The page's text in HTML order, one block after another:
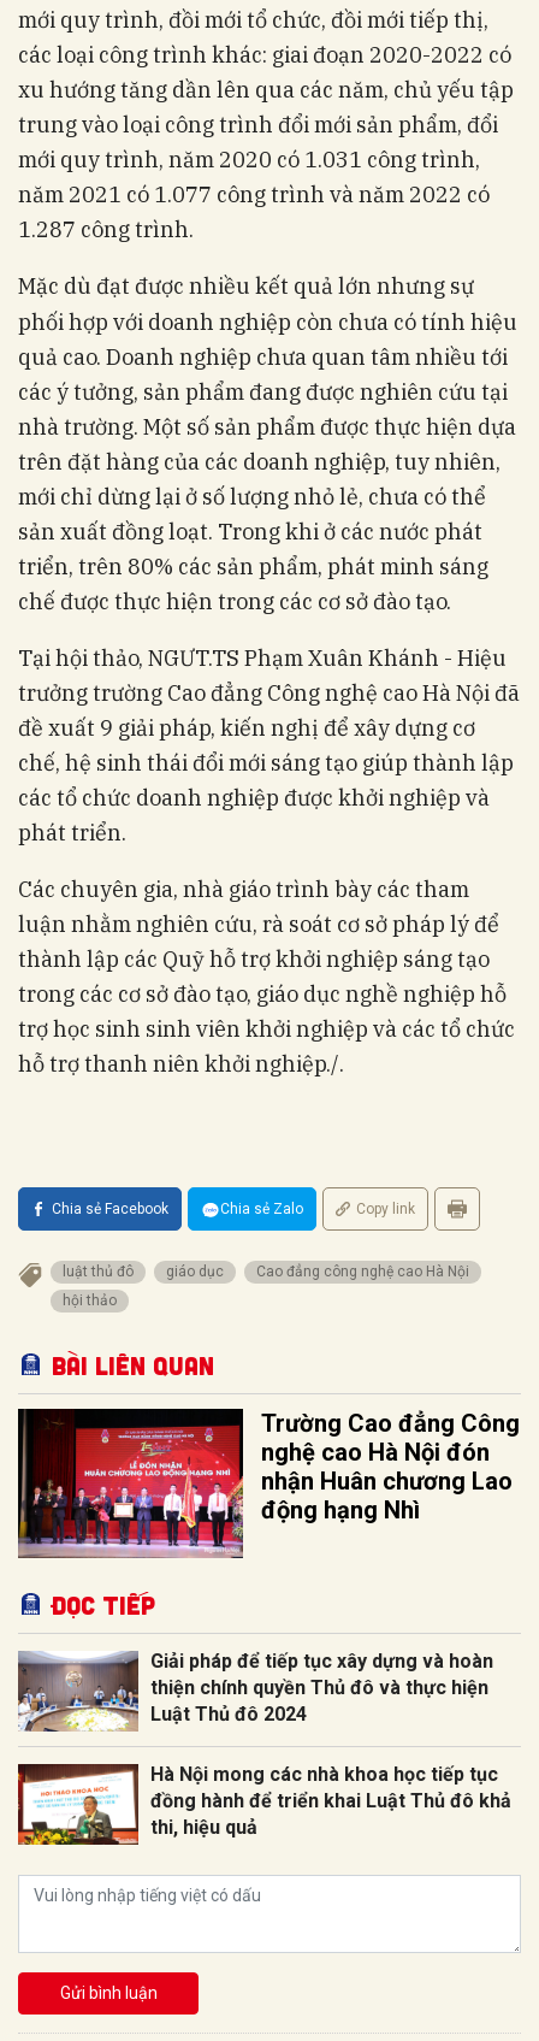
mới quy trình, đồi mới tổ chức, đồi mới tiếp thị,
các loại công trình khác: giai đoạn 2020-2022 có
xu hướng tăng dần lên qua các năm, chủ yếu tập
trung vào loại công trình đổi mới sản phẩm, đổi
mới quy trình, năm 2020 có 1.031 công trình,
năm 2021 có 1.077 công trình và năm 2022 có
1.287 công trình.
Mặc dù đạt được nhiều kết quả lớn nhưng sự
phối hợp với doanh nghiệp còn chưa có tính hiệu
quả cao. Doanh nghiệp chưa quan tâm nhiều tới
các ý tưởng, sản phẩm đang được nghiên cứu tại
nhà trường. Một số sản phẩm được thực hiện dựa
trên đặt hàng của các doanh nghiệp, tuy nhiên,
mới chỉ dừng lại ở số lượng nhỏ lẻ, chưa có thể
sản xuất đồng loạt. Trong khi ở các nước phát
triển, trên 80% các sản phẩm, phát minh sáng
chế được thực hiện trong các cơ sở đào tạo.
Tại hội thảo, NGƯT.TS Phạm Xuân Khánh - Hiệu
trưởng trường Cao đẳng Công nghệ cao Hà Nội đã
đề xuất 9 giải pháp, kiến nghị để xây dựng cơ
chế, hệ sinh thái đổi mới sáng tạo giúp thành lập
các tổ chức doanh nghiệp được khởi nghiệp và
phát triển.
Các chuyên gia, nhà giáo trình bày các tham
luận nhằm nghiên cứu, rà soát cơ sở pháp lý để
thành lập các Quỹ hỗ trợ khởi nghiệp sáng tạo
trong các cơ sở đào tạo, giáo dục nghề nghiệp hỗ
trợ học sinh sinh viên khởi nghiệp và các tổ chức
hỗ trợ thanh niên khởi nghiệp./.
Chia sẻ Facebook Chia sẻ Zalo Copy link
luật thủ đô giáo dục
Cao đẳng công nghệ cao Hà Nội
hội thảo
Bài liên quan
Trường Cao đẳng Công
nghệ cao Hà Nội đón
nhận Huân chương Lao
động hạng Nhì
Đọc tiếp
Giải pháp để tiếp tục xây dựng và hoàn
thiện chính quyền Thủ đô và thực hiện
Luật Thủ đô 2024
Hà Nội mong các nhà khoa học tiếp tục
đồng hành để triển khai Luật Thủ đô khả
thi, hiệu quả
Gửi bình luận